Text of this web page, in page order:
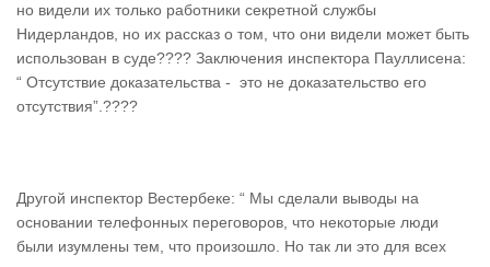
но видели их только работники секретной службы
Нидерландов, но их рассказ о том, что они видели может быть
использован в суде???? Заключения инспектора Пауллисена:
“ Отсутствие доказательства - это не доказательство его
отсутствия”.????
Другой инспектор Вестербеке: “ Мы сделали выводы на
основании телефонных переговоров, что некоторые люди
были изумлены тем, что произошло. Но так ли это для всех